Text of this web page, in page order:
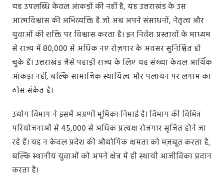
यह उपलब्धि केवल आंकड़ों की नहीं है, यह उत्तराखंड के उस
आत्मविश्वास की अभिव्यक्ति है जो अब अपने संसाधनों, नेतृत्व और
युवाओं की शक्ति पर विश्वास करता है। इन निवेश प्रस्तावों के माध्यम
से राज्य में 80,000 से अधिक नए रोज़गार के अवसर सुनिश्चित हो
चुके हैं। उत्तराखंड जैसे पहाड़ी राज्य के लिए यह संख्या केवल आर्थिक
आंकड़ा नहीं, बल्कि सामाजिक स्थायित्व और पलायन पर लगाम का
ठोस संकेत है।
उद्योग विभाग ने इसमें अग्रणी भूमिका निभाई है। विभाग की विभिन्न
परियोजनाओं से 45,000 से अधिक प्रत्यक्ष रोजगार सृजित होने जा
रहे हैं। यह न केवल प्रदेश की औद्योगिक क्षमता को मज़बूत करता है,
बल्कि स्थानीय युवाओं को अपने क्षेत्र में ही स्थायी आजीविका प्रदान
करता है।